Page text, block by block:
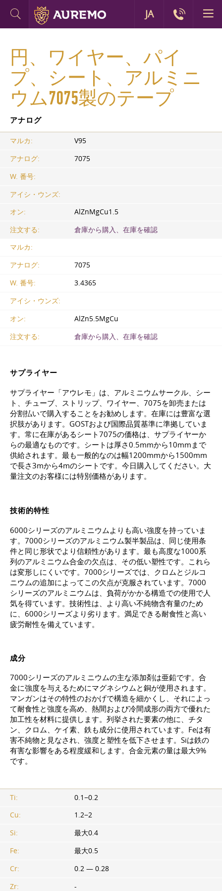
円、ワイヤー、パイ
プ、シート、アルミニ
ウム7075製のテープ
アナログ
マルカ:
V95
アナログ:
7075
W. 番号:
アイシ・ウンズ:
オン:
AlZnMgCu1.5
注文する:
倉庫から購入、在庫を確認
マルカ:
アナログ:
7075
W. 番号:
3.4365
アイシ・ウンズ:
オン:
AlZn5.5MgCu
注文する:
倉庫から購入、在庫を確認
サプライヤー
サプライヤー「アウレモ」は、アルミニウムサークル、シー
ト、チューブ、ストリップ、ワイヤー、7075を卸売または
分割払いで購入することをお勧めします。在庫には豊富な選
択肢があります。GOSTおよび国際品質基準に準拠していま
す。常に在庫があるシート7075の価格は、サプライヤーか
らの最適なものです。シートは厚さ0.5mmから10mmまで
供給されます。最も一般的なのは幅1200mmから1500mm
で長さ3mから4mのシートです。今日購入してください。大
量注文のお客様には特別価格があります。
技術的特性
6000シリーズのアルミニウムよりも高い強度を持っていま
す。7000シリーズのアルミニウム製半製品は、同じ使用条
件と同じ形状でより信頼性があります。最も高度な1000系
列のアルミニウム合金の欠点は、その低い塑性です。これら
は変形しにくいです。7000シリーズでは、クロムとジルコ
ニウムの追加によってこの欠点が克服されています。7000
シリーズのアルミニウムは、負荷がかかる構造での使用で人
気を得ています。技術性は、より高い不純物含有量のため
に、6000シリーズより劣ります。満足できる耐食性と高い
疲労耐性を備えています。
成分
7000シリーズのアルミニウムの主な添加剤は亜鉛です。合
金に強度を与えるためにマグネシウムと銅が使用されます。
マンガンはその特性のおかげで構造を細かくし、それによっ
て耐食性と強度を高め、熱間および冷間成形の両方で優れた
加工性を材料に提供します。列挙された要素の他に、チタ
ン、クロム、ケイ素、鉄も成分に使用されています。Feは有
害不純物と見なされ、強度と塑性を低下させます。Siは鉄の
有害な影響をある程度緩和します。合金元素の量は最大9%
です。
Ti:
0.1−0.2
Cu:
1.2−2
Si:
最大0.4
Fe:
最大0.5
Cr:
0.2 — 0.28
Zr:
-
JA